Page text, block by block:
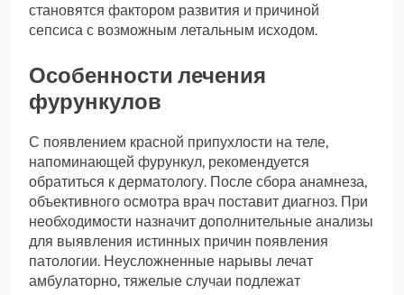
становятся фактором развития и причиной
сепсиса с возможным летальным исходом.
Особенности лечения
фурункулов
С появлением красной припухлости на теле,
напоминающей фурункул, рекомендуется
обратиться к дерматологу. После сбора анамнеза,
объективного осмотра врач поставит диагноз. При
необходимости назначит дополнительные анализы
для выявления истинных причин появления
патологии. Неусложненные нарывы лечат
амбулаторно, тяжелые случаи подлежат